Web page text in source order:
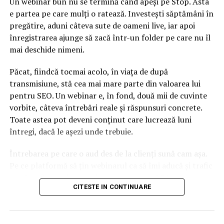
o dăm Mării Negre
NU RATATI
Se deschide un nou sediu pentru Serviciile de Eliberare a
Pașapoartelor pentru București și Ilfov
e partea pe care mulți o ratează. Investești săptămâni în
pregătire, aduni câteva sute de oameni live, iar apoi
înregistrarea ajunge să zacă într-un folder pe care nu îl
mai deschide nimeni.
Păcat, fiindcă tocmai acolo, în viața de după
transmisiune, stă cea mai mare parte din valoarea lui
pentru SEO. Un webinar e, în fond, două mii de cuvinte
vorbite, câteva întrebări reale și răspunsuri concrete.
Toate astea pot deveni conținut care lucrează luni
întregi, dacă le așezi unde trebuie.
Întrebarea pe care o aud des de la clienți sună cam așa.
din Google, nu doar lead-uri pe moment? Răspunsul
scurt e că platforma contează, dar nu în felul în care
CITESTE IN CONTINUARE